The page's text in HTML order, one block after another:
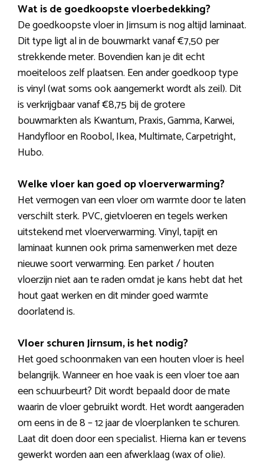
Wat is de goedkoopste vloerbedekking?
De goedkoopste vloer in Jirnsum is nog altijd laminaat.
Dit type ligt al in de bouwmarkt vanaf €7,50 per
strekkende meter. Bovendien kan je dit echt
moeiteloos zelf plaatsen. Een ander goedkoop type
is vinyl (wat soms ook aangemerkt wordt als zeil). Dit
is verkrijgbaar vanaf €8,75 bij de grotere
bouwmarkten als Kwantum, Praxis, Gamma, Karwei,
Handyfloor en Roobol, Ikea, Multimate, Carpetright,
Hubo.
Welke vloer kan goed op vloerverwarming?
Het vermogen van een vloer om warmte door te laten
verschilt sterk. PVC, gietvloeren en tegels werken
uitstekend met vloerverwarming. Vinyl, tapijt en
laminaat kunnen ook prima samenwerken met deze
nieuwe soort verwarming. Een parket / houten
vloerzijn niet aan te raden omdat je kans hebt dat het
hout gaat werken en dit minder goed warmte
doorlatend is.
Vloer schuren Jirnsum, is het nodig?
Het goed schoonmaken van een houten vloer is heel
belangrijk. Wanneer en hoe vaak is een vloer toe aan
een schuurbeurt? Dit wordt bepaald door de mate
waarin de vloer gebruikt wordt. Het wordt aangeraden
om eens in de 8 – 12 jaar de vloerplanken te schuren.
Laat dit doen door een specialist. Hierna kan er tevens
gewerkt worden aan een afwerklaag (wax of olie).